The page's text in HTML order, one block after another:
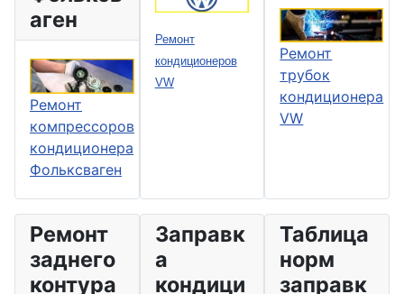
аген
Ремонт
компрессоров
кондиционера
Фольксваген
Ремонт
кондиционеров
VW
Ремонт
трубок
кондиционера
VW
Ремонт
заднего
контура
Заправк
а
кондици
Таблица
норм
заправк